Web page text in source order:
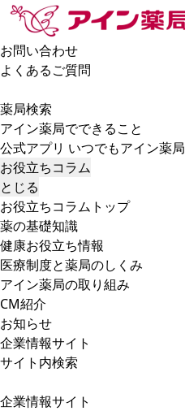
お問い合わせ
よくあるご質問
薬局検索
アイン薬局でできること
公式アプリ いつでもアイン薬局
お役立ちコラム
とじる
お役立ちコラムトップ
薬の基礎知識
健康お役立ち情報
医療制度と薬局のしくみ
アイン薬局の取り組み
CM紹介
お知らせ
企業情報サイト
サイト内検索
企業情報サイト